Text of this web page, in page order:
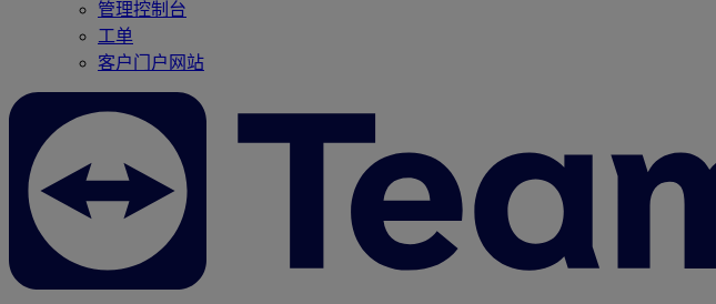
管理控制台
工单
客户门户网站